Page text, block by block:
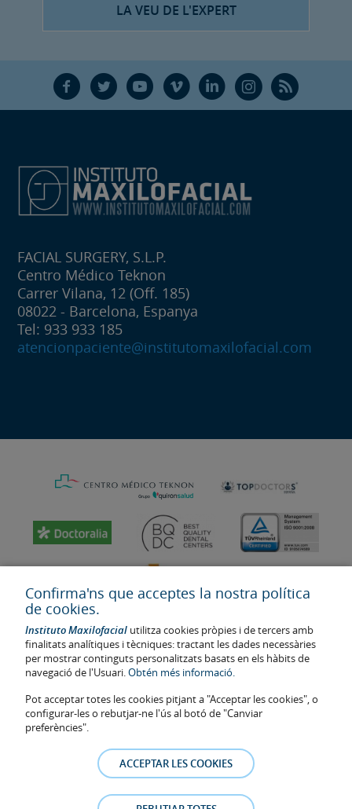
LA VEU DE L'EXPERT
F T Y V L Ñ R
FACIAL SURGERY, S.L.P.
Centro Médico Teknon
Carrer Vilana, 12 (Off. 185)
08022 - Barcelona, Espanya
Tel: 933 933 185
atencionpaciente@institutomaxilofacial.com
Última actualització: 2023
Num. d'autorització de centre sanitari: E08646940
La informació present a la web no reemplaça sinó complementa la
relació metge-pacient. En cas de dubte, consulti amb el metge de
referència. Les fotos i els testimonis dels pacients identificables que
apareixen a la web estan publicades amb el seu consentiment i es
retiraran a qualsevol moment a petició dels pacients.
Confirma'ns que acceptes la nostra política
de cookies.
Instituto Maxilofacial utilitza cookies pròpies i de tercers amb
finalitats analítiques i tècniques: tractant les dades necessàries
per mostrar continguts personalitzats basats en els hàbits de
navegació de l'Usuari.Obtén més informació.
Pot acceptar totes les cookies pitjant a "Acceptar les cookies", o
configurar-les o rebutjar-ne l'ús al botó de "Canviar
preferències".
ACCEPTAR LES COOKIES